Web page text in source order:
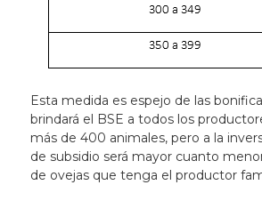
Esta medida es espejo de las
brindará el BSE a todos los
más de 400 animales, pero a la
de subsidio será mayor cuanto
de ovejas que tenga el productor